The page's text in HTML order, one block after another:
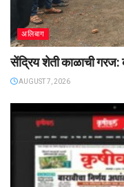
अलिबाग
सेंद्रिय शेती काळाची गरज:
AUGUST 7, 2026